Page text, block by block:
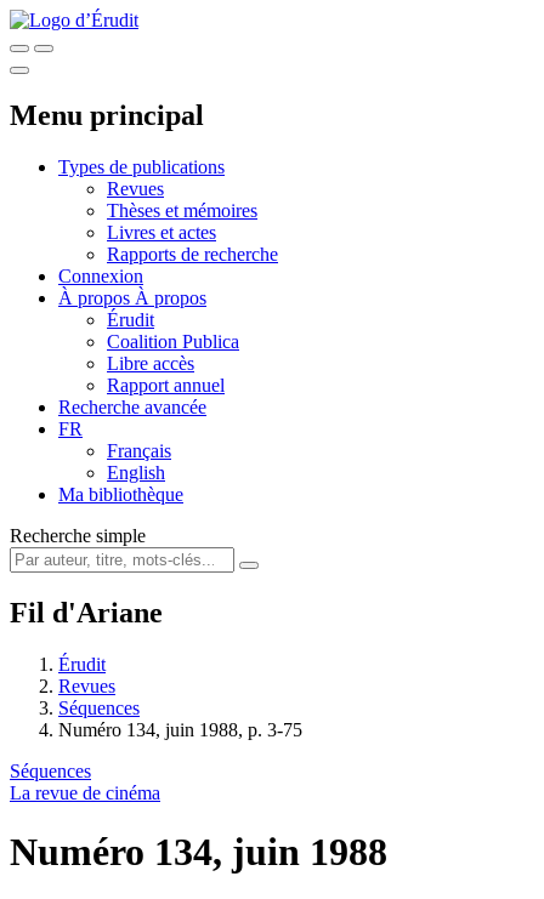
Menu principal
Types de publications
Revues
Thèses et mémoires
Livres et actes
Rapports de recherche
Connexion
À propos À propos
Érudit
Coalition Publica
Libre accès
Rapport annuel
Recherche avancée
FR
Français
English
Ma bibliothèque
Recherche simple
Fil d'Ariane
Érudit
Revues
Séquences
Numéro 134, juin 1988, p. 3-75
Séquences
La revue de cinéma
Numéro 134, juin 1988